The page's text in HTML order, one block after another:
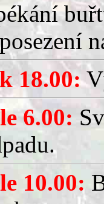
18.00:
6.00:
10.00: